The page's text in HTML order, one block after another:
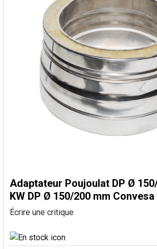
Adaptateur Poujoulat DP Ø
KW DP Ø 150/200 mm
Écrire une critique